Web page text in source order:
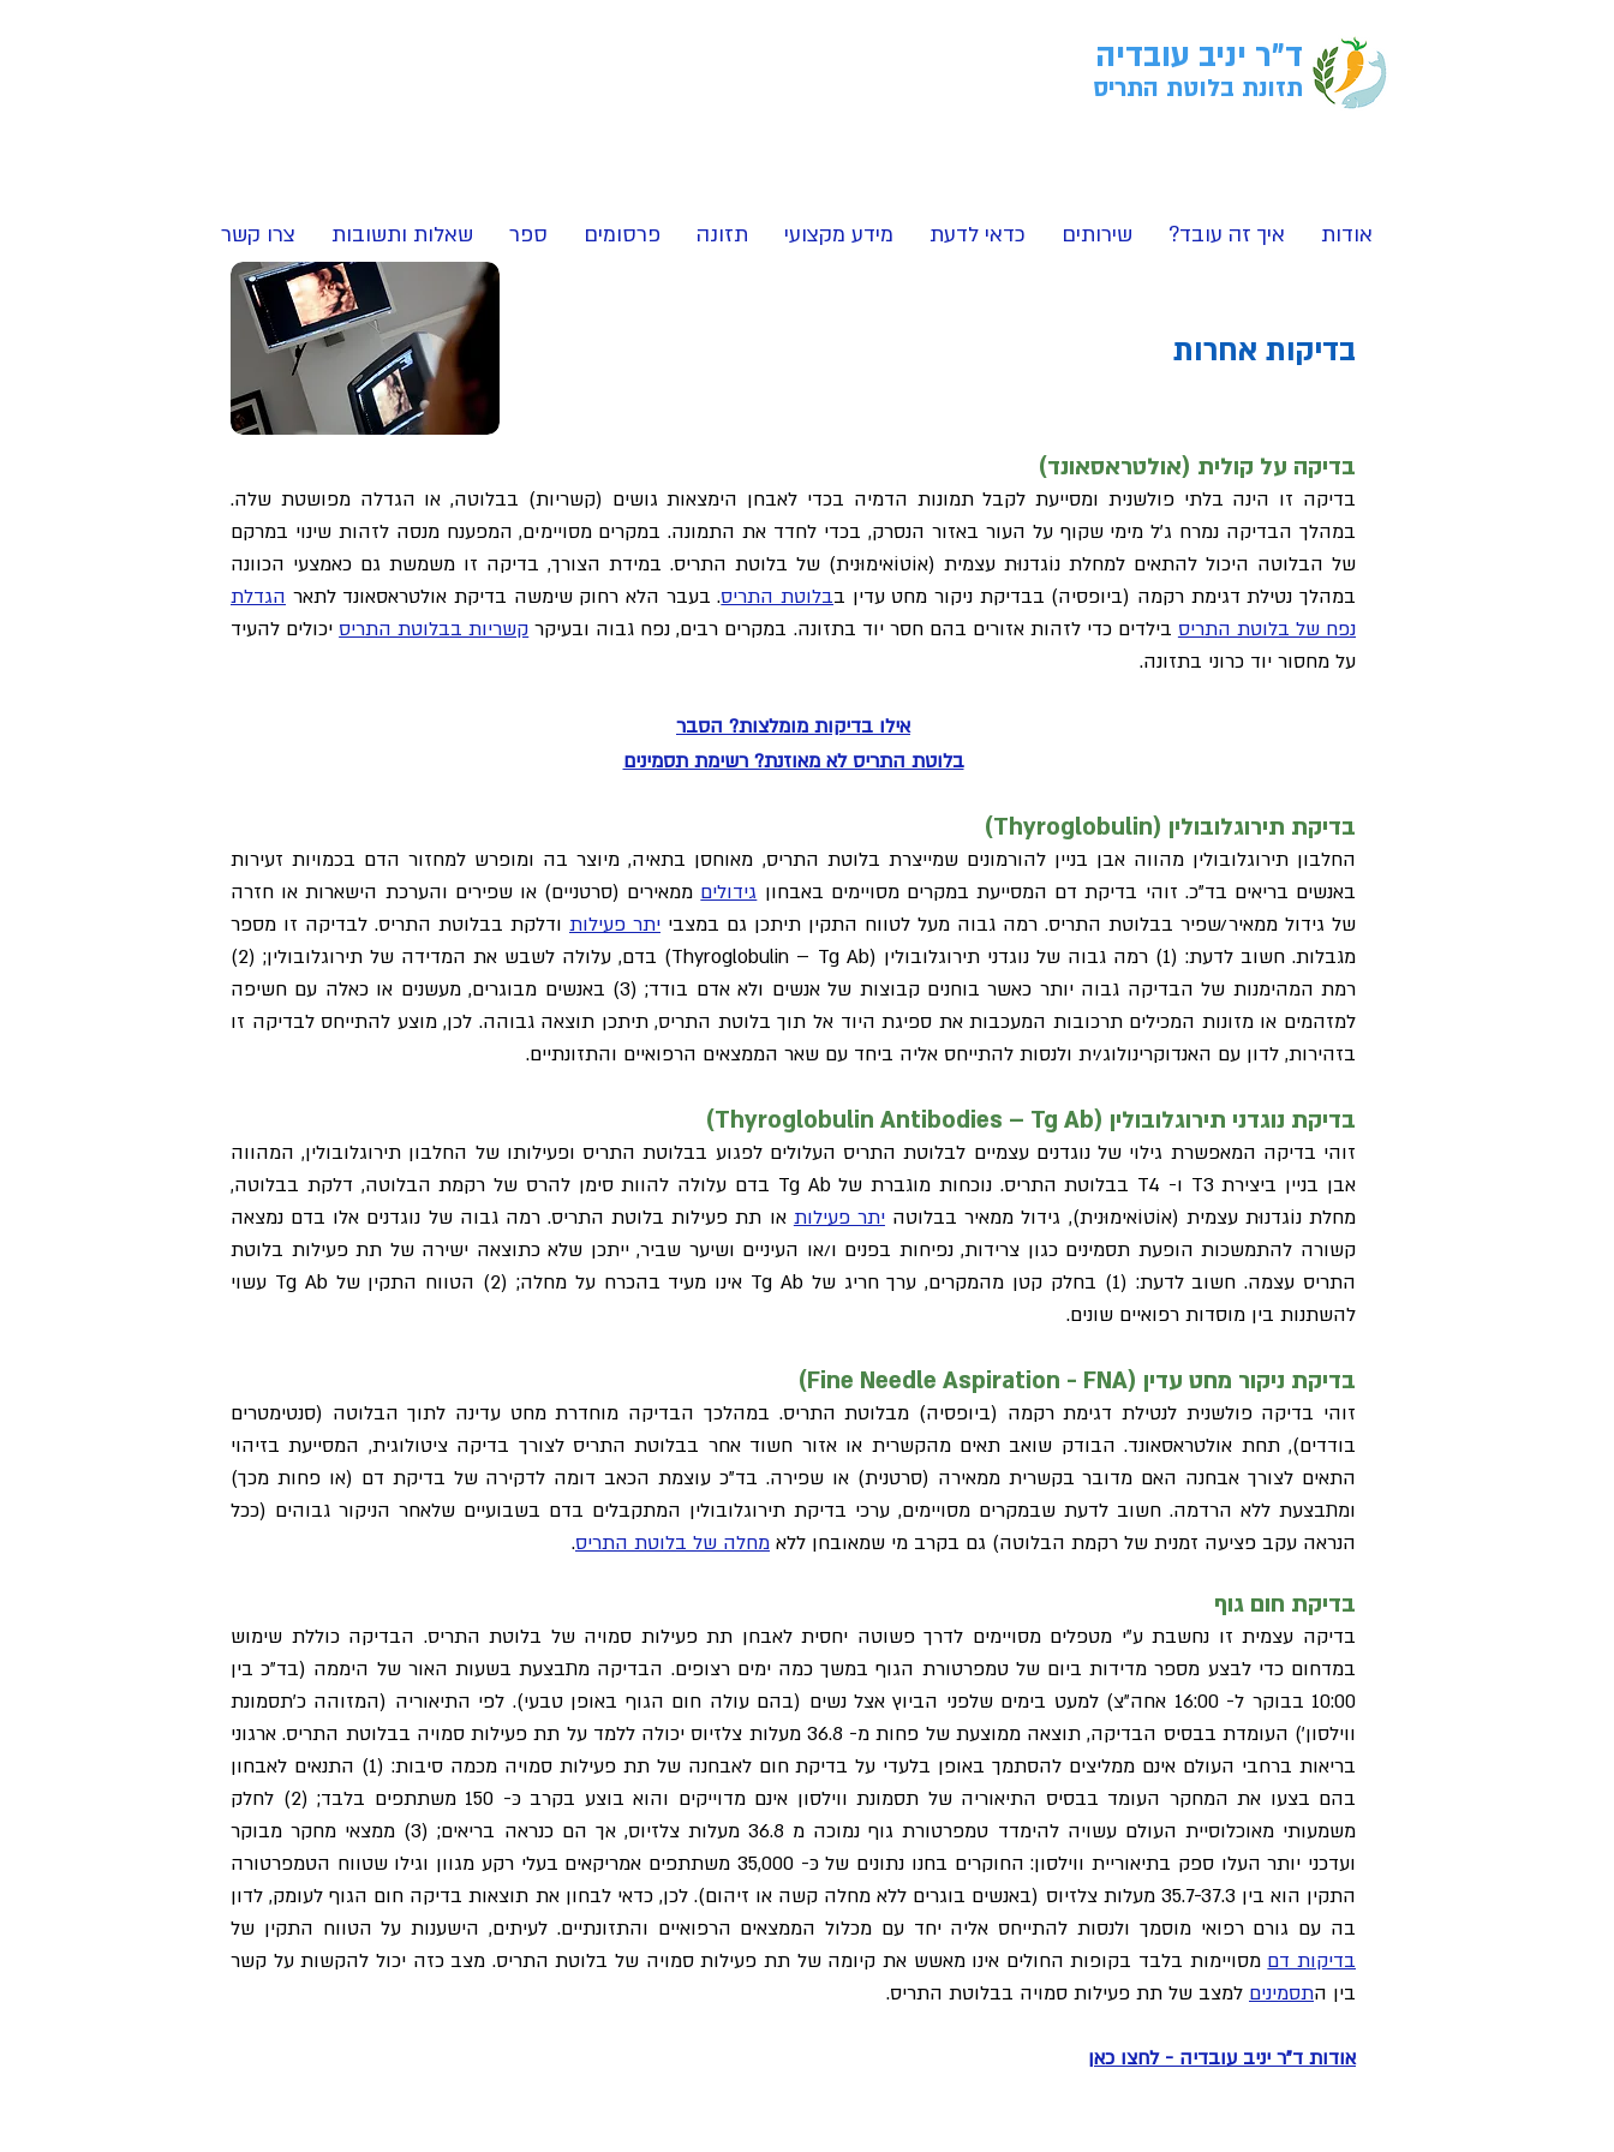
ד"ר יניב עובדיה
תזונת בלוטת התריס
אודות איך זה עובד? שירותים כדאי לדעת מידע מקצועי תזונה פרסומים ספר שאלות ותשובות צרו קשר
בדיקה על קולית (אולטראסאונד)
בדיקה זו הינה בלתי פולשנית ומסייעת לקבל תמונות הדמיה בכדי לאבחן הימצאות גושים (קשריות) בבלוטה, או הגדלה מפושטת שלה.
במהלך הבדיקה נמרח ג'ל מימי שקוף על העור באזור הנסרק, בכדי לחדד את התמונה. במקרים מסויימים, המפענח מנסה לזהות שינוי במרקם
של הבלוטה היכול להתאים למחלת נוֹגדנוּת עצמית (אוֹטוֹאימוּנית) של בלוטת התריס. במידת הצורך, בדיקה זו משמשת גם כאמצעי הכוונה
במהלך נטילת דגימת רקמה (ביופסיה) בבדיקת ניקור מחט עדין בבלוטת התריס. בעבר הלא רחוק שימשה בדיקת אולטראסאונד לתאר הגדלת
נפח של בלוטת התריס בילדים כדי לזהות אזורים בהם חסר יוד בתזונה. במקרים רבים, נפח גבוה ובעיקר קשריות בבלוטת התריס יכולים להעיד
על מחסור יוד כרוני בתזונה.
אילו בדיקות מומלצות? הסבר
בלוטת התריס לא מאוזנת? רשימת תסמינים
בדיקת תירוגלובולין (Thyroglobulin)
החלבון תירוגלובולין מהווה אבן בניין להורמונים שמייצרת בלוטת התריס, מאוחסן בתאיה, מיוצר בה ומופרש למחזור הדם בכמויות זעירות
באנשים בריאים בד"כ. זוהי בדיקת דם המסייעת במקרים מסויימים באבחון גידולים ממאירים (סרטניים) או שפירים והערכת הישארות או חזרה
של גידול ממאיר/שפיר בבלוטת התריס. רמה גבוה מעל לטווח התקין תיתכן גם במצבי יתר פעילות ודלקת בבלוטת התריס. לבדיקה זו מספר
מגבלות. חשוב לדעת: (1) רמה גבוה של נוגדני תירוגלובולין (Thyroglobulin – Tg Ab) בדם, עלולה לשבש את המדידה של תירוגלובולין; (2)
רמת המהימנות של הבדיקה גבוה יותר כאשר בוחנים קבוצות של אנשים ולא אדם בודד; (3) באנשים מבוגרים, מעשנים או כאלה עם חשיפה
למזהמים או מזונות המכילים תרכובות המעכבות את ספיגת היוד אל תוך בלוטת התריס, תיתכן תוצאה גבוהה. לכן, מוצע להתייחס לבדיקה זו
בזהירות, לדון עם האנדוקרינולוג/ית ולנסות להתייחס אליה ביחד עם שאר הממצאים הרפואיים והתזונתיים.
בדיקת נוגדני תירוגלובולין (Thyroglobulin Antibodies – Tg Ab)
זוהי בדיקה המאפשרת גילוי של נוגדנים עצמיים לבלוטת התריס העלולים לפגוע בבלוטת התריס ופעילותו של החלבון תירוגלובולין, המהווה
אבן בניין ביצירת T3 ו- T4 בבלוטת התריס. נוכחות מוגברת של Tg Ab בדם עלולה להוות סימן להרס של רקמת הבלוטה, דלקת בבלוטה,
מחלת נוֹגדנוּת עצמית (אוֹטוֹאימוּנית), גידול ממאיר בבלוטהיתר פעילות או תת פעילות בלוטת התריס. רמה גבוה של נוגדנים אלו בדם נמצאה
קשורה להתמשכות הופעת תסמינים כגון צרידות, נפיחות בפנים ו/או העיניים ושיער שביר, ייתכן שלא כתוצאה ישירה של תת פעילות בלוטת
התריס עצמה. חשוב לדעת: (1) בחלק קטן מהמקרים, ערך חריג של Tg Ab אינו מעיד בהכרח על מחלה; (2) הטווח התקין של Tg Ab עשוי
להשתנות בין מוסדות רפואיים שונים.
בדיקת ניקור מחט עדין (Fine Needle Aspiration - FNA)
זוהי בדיקה פולשנית לנטילת דגימת רקמה (ביופסיה) מבלוטת התריס. במהלכך הבדיקה מוחדרת מחט עדינה לתוך הבלוטה (סנטימטרים
בודדים), תחת אולטראסאונד. הבודק שואב תאים מהקשרית או אזור חשוד אחר בבלוטת התריס לצורך בדיקה ציטולוגית, המסייעת בזיהוי
התאים לצורך אבחנה האם מדובר בקשרית ממאירה (סרטנית) או שפירה. בד"כ עוצמת הכאב דומה לדקירה של בדיקת דם (או פחות מכך)
ומתבצעת ללא הרדמה. חשוב לדעת שבמקרים מסויימים, ערכי בדיקת תירוגלובולין המתקבלים בדם בשבועיים שלאחר הניקור גבוהים (ככל
הנראה עקב פציעה זמנית של רקמת הבלוטה) גם בקרב מי שמאובחן ללא מחלה של בלוטת התריס.
בדיקת חום גוף
בדיקה עצמית זו נחשבת ע"י מטפלים מסויימים לדרך פשוטה יחסית לאבחן תת פעילות סמויה של בלוטת התריס. הבדיקה כוללת שימוש
במדחום כדי לבצע מספר מדידות ביום של טמפרטורת הגוף במשך כמה ימים רצופים. הבדיקה מתבצעת בשעות האור של היממה (בד"כ בין
10:00 בבוקר ל- 16:00 אחה"צ) למעט בימים שלפני הביוץ אצל נשים (בהם עולה חום הגוף באופן טבעי). לפי התיאוריה (המזוהה כ'תסמונת
ווילסון') העומדת בבסיס הבדיקה, תוצאה ממוצעת של פחות מ- 36.8 מעלות צלזיוס יכולה ללמד על תת פעילות סמויה בבלוטת התריס. ארגוני
בריאות ברחבי העולם אינם ממליצים להסתמך באופן בלעדי על בדיקת חום לאבחנה של תת פעילות סמויה מכמה סיבות: (1) התנאים לאבחון
בהם בצעו את המחקר העומד בבסיס התיאוריה של תסמונת ווילסון אינם מדוייקים והוא בוצע בקרב כּ- 150 משתתפים בלבד; (2) לחלק
משמעותי מאוכלוסיית העולם עשויה להימדד טמפרטורת גוף נמוכה מ 36.8 מעלות צלזיוס, אך הם כנראה בריאים; (3) ממצאי מחקר מבוקר
ועדכני יותר העלו ספק בתיאוריית ווילסון: החוקרים בחנו נתונים של כּ- 35,000 משתתפים אמריקאים בעלי רקע מגוון וגילו שטווח הטמפרטורה
התקין הוא בין 35.7-37.3 מעלות צלזיוס (באנשים בוגרים ללא מחלה קשה או זיהום). לכן, כדאי לבחון את תוצאות בדיקה חום הגוף לעומק, לדון
בה עם גורם רפואי מוסמך ולנסות להתייחס אליה יחד עם מכלול הממצאים הרפואיים והתזונתיים. לעיתים, הישענות על הטווח התקין של
בדיקות דם מסויימות בלבד בקופות החולים אינו מאשש את קיומה של תת פעילות סמויה של בלוטת התריס. מצב כזה יכול להקשות על קשר
בין התסמינים למצב של תת פעילות סמויה בבלוטת התריס.
אודות ד"ר יניב עובדיה - לחצו כאן
בדיקות אחרות